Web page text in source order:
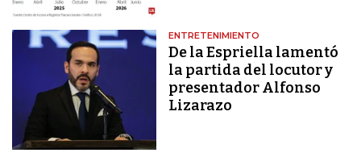
ENTRETENIMIENTO
De la Espriella lamentó
la partida del locutor y
presentador Alfonso
Lizarazo